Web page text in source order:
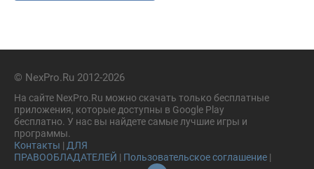
© NexPro.Ru 2012-2026
На сайте NexPro.Ru можно скачать только бесплатные
приложения, которые доступны в Google Play
бесплатно. У нас вы найдете самые лучшие игры и
программы.
Контакты | ДЛЯ
ПРАВООБЛАДАТЕЛЕЙ | Пользовательское соглашение |